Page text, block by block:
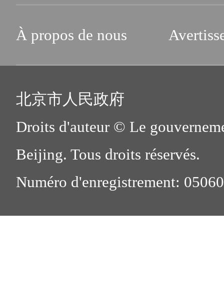
À propos de nous
北京市人民政府
Droits d'auteur © Le
Beijing. Tous droits réservés.
Numéro d'enregistrement: